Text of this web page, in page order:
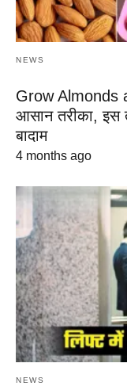
NEWS
Grow Almonds
आसान तरीका, इस
बादाम
4 months ago
NEWS